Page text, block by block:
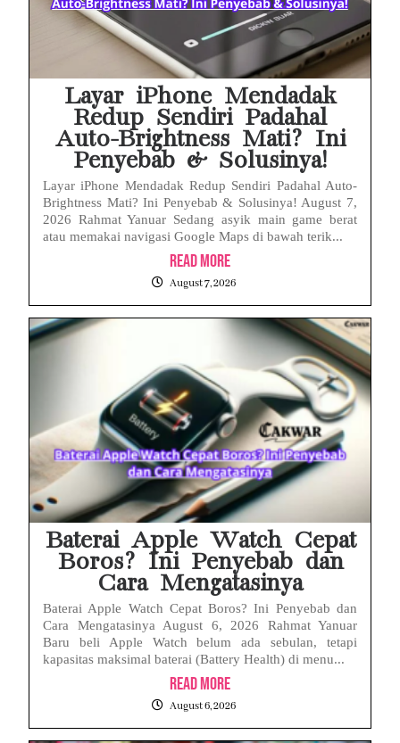
Layar iPhone Mendadak
Redup Sendiri Padahal
Auto-Brightness Mati? Ini
Penyebab & Solusinya!
Layar iPhone Mendadak Redup Sendiri Padahal Auto-
Brightness Mati? Ini Penyebab & Solusinya! August 7,
2026 Rahmat Yanuar Sedang asyik main game berat
atau memakai navigasi Google Maps di bawah terik...
Read More
August 7, 2026
Baterai Apple Watch Cepat
Boros? Ini Penyebab dan
Cara Mengatasinya
Baterai Apple Watch Cepat Boros? Ini Penyebab dan
Cara Mengatasinya August 6, 2026 Rahmat Yanuar
Baru beli Apple Watch belum ada sebulan, tetapi
kapasitas maksimal baterai (Battery Health) di menu...
Read More
August 6, 2026